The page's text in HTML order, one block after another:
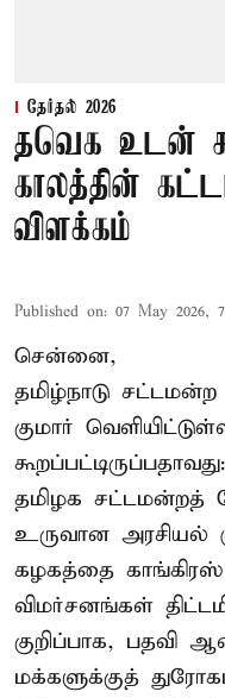
தேர்தல் 2026
தவெக உடன்
காலத்தின்
விளக்கம்
Published on: 07 May 2026,
சென்னை,
தமிழ்நாடு
குமார்
தமிழக சட்டமன்றத்
உருவான அரசியல்
கழகத்தை காங்கிரஸ்
விமர்சனங்கள்
குறிப்பாக, பதவி
மக்களுக்குத்